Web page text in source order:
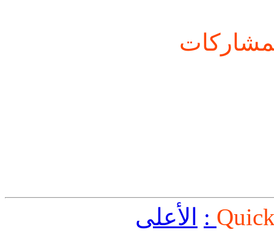
الأعلى